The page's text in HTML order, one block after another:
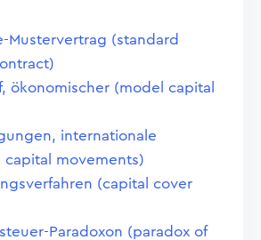
Mustervertrag (standard
ökonomischer (model capital
internationale
capital movements)
(capital cover
Paradoxon (paradox of